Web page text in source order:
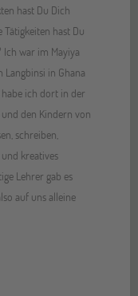
hast Du Dich
Tätigkeiten hast Du
Ich war im Mayiya
Langbinsi in Ghana
ich dort in der
den Kindern von
schreiben,
kreatives
Lehrer gab es
auf uns alleine